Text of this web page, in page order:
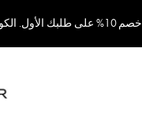
خصم 10% على طلبك الأول. الكود WELCOME10BH. تطبق الشروط والأحكام.